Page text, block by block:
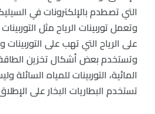
التي تصطدم بالإلكترونات في
وتعمل توربينات الرياح مثل
على الرياح التي تهب على التوربينات
وتستخدم بعض أشكال تخزين
المائية، التوربينات للمياه السائلة
تستخدم البطاريات البخار على